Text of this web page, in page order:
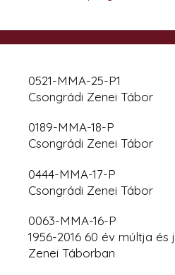
0521-MMA-25-P1
Csongrádi Zenei Tábor
0189-MMA-18-P
Csongrádi Zenei Tábor
0444-MMA-17-P
Csongrádi Zenei Tábor
0063-MMA-16-P
1956-2016 60 év múltja és
Zenei Táborban